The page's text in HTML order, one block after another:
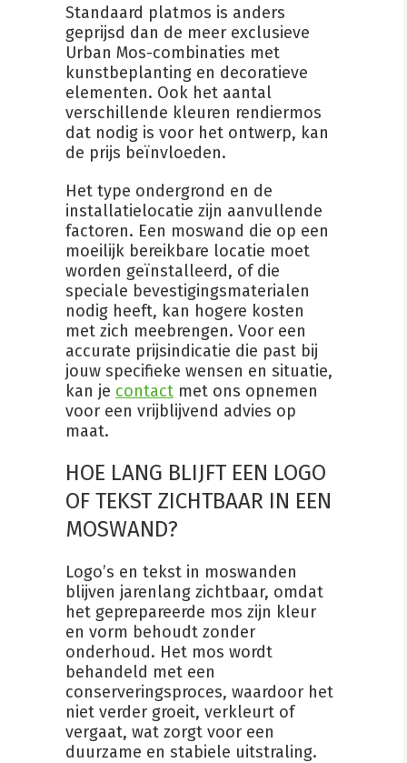
Standaard platmos is anders
geprijsd dan de meer exclusieve
Urban Mos-combinaties met
kunstbeplanting en decoratieve
elementen. Ook het aantal
verschillende kleuren rendiermos
dat nodig is voor het ontwerp, kan
de prijs beïnvloeden.
Het type ondergrond en de
installatielocatie zijn aanvullende
factoren. Een moswand die op een
moeilijk bereikbare locatie moet
worden geïnstalleerd, of die
speciale bevestigingsmaterialen
nodig heeft, kan hogere kosten
met zich meebrengen. Voor een
accurate prijsindicatie die past bij
jouw specifieke wensen en situatie,
kan je contact met ons opnemen
voor een vrijblijvend advies op
maat.
HOE LANG BLIJFT EEN LOGO
OF TEKST ZICHTBAAR IN EEN
MOSWAND?
Logo’s en tekst in moswanden
blijven jarenlang zichtbaar, omdat
het geprepareerde mos zijn kleur
en vorm behoudt zonder
onderhoud. Het mos wordt
behandeld met een
conserveringsproces, waardoor het
niet verder groeit, verkleurt of
vergaat, wat zorgt voor een
duurzame en stabiele uitstraling.